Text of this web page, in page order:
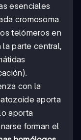
esenciales
cromosoma
telómeros en
parte central,
con la
aporta
aporta
forman el